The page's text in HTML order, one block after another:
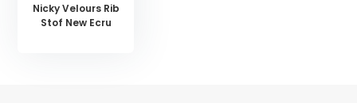
Nicky Velours Rib
Stof New Ecru